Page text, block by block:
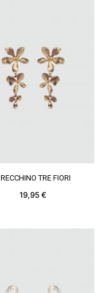
VEDERE DI PIÙ
TRE FIORI
19,95 €